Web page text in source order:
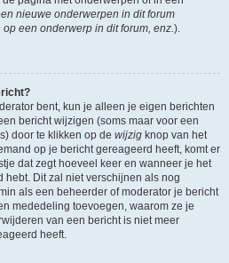
nieuwe onderwerpen in dit forum
een onderwerp in dit forum, enz.).
bent, kun je alleen je eigen berichten
bericht wijzigen (soms maar voor een
door te klikken op de wijzig knop van het
op je bericht gereageerd heeft, komt er
dat zegt hoeveel keer en wanneer je het
hebt. Dit zal niet verschijnen als nog
als een beheerder of moderator je bericht
mededeling toevoegen, waarom ze je
van een bericht is niet meer
heeft.